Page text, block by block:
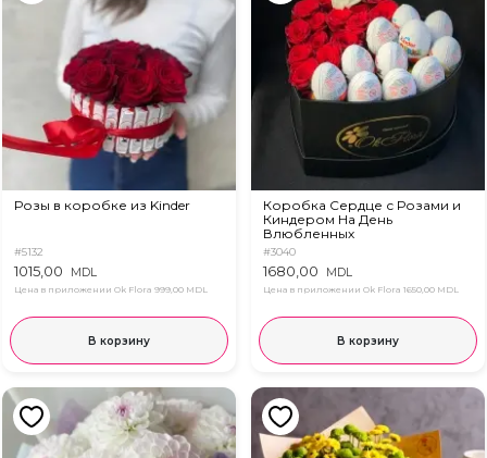
Розы в коробке из Kinder
#5132
1015,00 MDL
Цена в приложении Ok Flora 999,00 MDL
В корзину
Коробка Сердце с Розами и
Киндером На День
Влюбленных
#3040
1680,00 MDL
Цена в приложении Ok Flora 1650,00 MDL
В корзину